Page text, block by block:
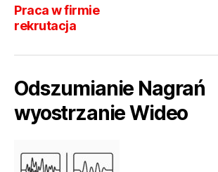
Praca w firmie
rekrutacja
Odszumianie Nagrań
wyostrzanie Wideo